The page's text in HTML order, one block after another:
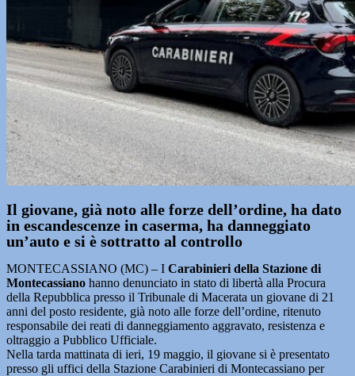
Il giovane, già noto alle forze dell’ordine, ha dato
in escandescenze in caserma, ha danneggiato
un’auto e si è sottratto al controllo
MONTECASSIANO (MC) – I Carabinieri della Stazione di
Montecassiano hanno denunciato in stato di libertà alla Procura
della Repubblica presso il Tribunale di Macerata un giovane di 21
anni del posto residente, già noto alle forze dell’ordine, ritenuto
responsabile dei reati di danneggiamento aggravato, resistenza e
oltraggio a Pubblico Ufficiale.
Nella tarda mattinata di ieri, 19 maggio, il giovane si è presentato
presso gli uffici della Stazione Carabinieri di Montecassiano per